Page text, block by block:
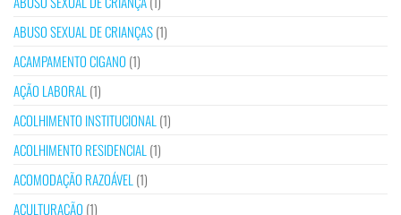
ABUSO SEXUAL DE CRIANÇAS(1)
ACAMPAMENTO CIGANO (1)
AÇÃO LABORAL (1)
ACOLHIMENTO INSTITUCIONAL (1)
ACOLHIMENTO RESIDENCIAL (1)
ACOMODAÇÃO RAZOÁVEL (1)
ACULTURAÇÃO (1)